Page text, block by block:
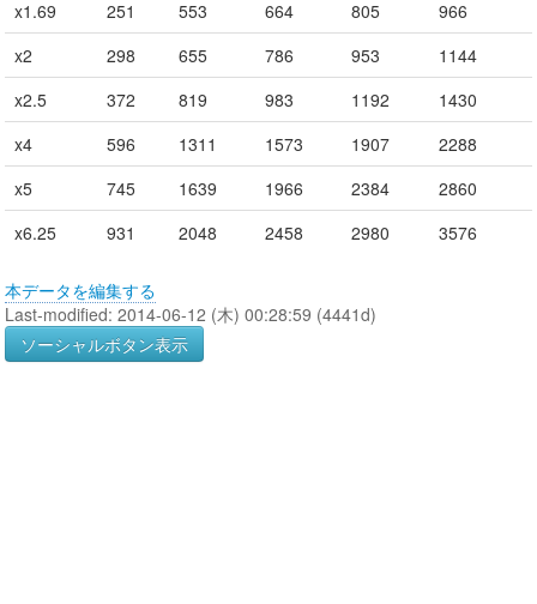
x1.69 251 553 664 805
966
x2
298 655 786 953
1144
x2.5
372 819 983 1192
1430
x4
596 1311 1573 1907
2288
x5
745 1639 1966 2384
2860
x6.25
931 2048 2458 2980 3576
本データを編集する
Last-modified: 2014-06-12 (木) 00:28:59 (4441d)
ソーシャルボタン表示